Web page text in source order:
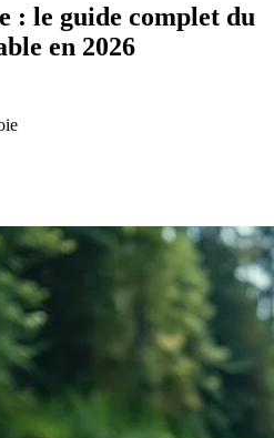
: le guide complet du
en 2026